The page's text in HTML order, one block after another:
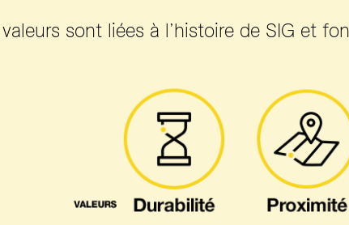
sont liées à l’histoire de SIG et